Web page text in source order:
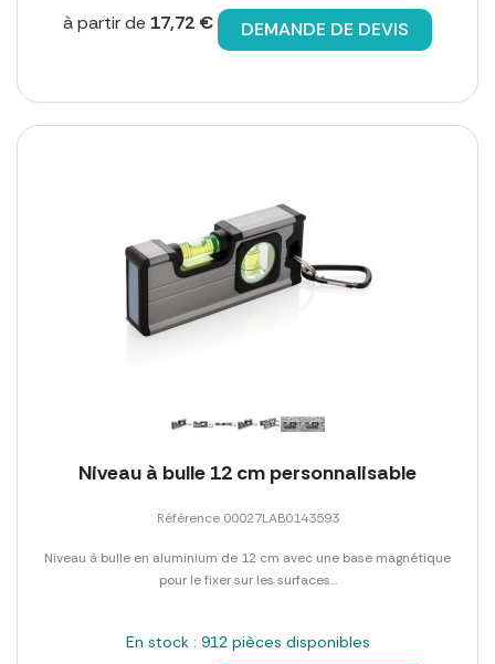
à partir de 17,72 € DEMANDE DE DEVIS
Niveau à bulle 12 cm personnalisable
Référence 00027LAB0143593
Niveau à bulle en aluminium de 12 cm avec une base magnétique
pour le fixer sur les surfaces...
En stock : 912 pièces disponibles